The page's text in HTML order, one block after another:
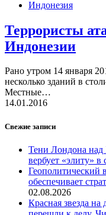
Индонезия
Террористы
Индонезии
Рано утром 14 января
несколько зданий в
Местные…
14.01.2016
Свежие записи
Тени Лондона над
вербует «элиту» в
Геополитический
обеспечивает
02.08.2026
Красная звезда на